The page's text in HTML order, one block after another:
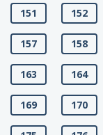
151 152
157 158
163 164
169 170